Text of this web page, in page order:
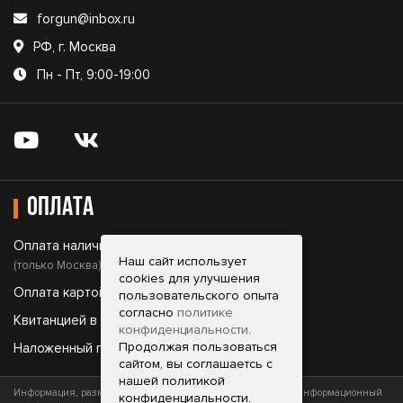
forgun@inbox.ru
РФ, г. Москва
Пн - Пт, 9:00-19:00
Оплата
Оплата наличными;
(только Москва)
Оплата картой;
Квитанцией в банке;
Наложенный платеж.
Информация, размещенная на сайте, носит исключительно информационный
Наш сайт использует
cookies для улучшения
пользовательского опыта
согласно политике
конфиденциальности.
Продолжая пользоваться
сайтом, вы соглашаетсь с
нашей политикой
конфиденциальности.